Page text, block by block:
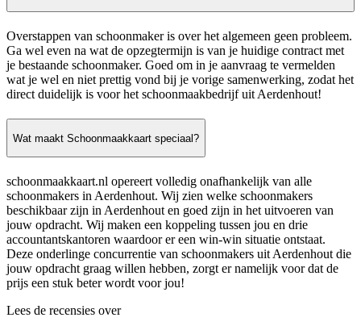
Overstappen van schoonmaker is over het algemeen geen probleem.
Ga wel even na wat de opzegtermijn is van je huidige contract met
je bestaande schoonmaker. Goed om in je aanvraag te vermelden
wat je wel en niet prettig vond bij je vorige samenwerking, zodat het
direct duidelijk is voor het schoonmaakbedrijf uit Aerdenhout!
Wat maakt Schoonmaakkaart speciaal?
schoonmaakkaart.nl opereert volledig onafhankelijk van alle
schoonmakers in Aerdenhout. Wij zien welke schoonmakers
beschikbaar zijn in Aerdenhout en goed zijn in het uitvoeren van
jouw opdracht. Wij maken een koppeling tussen jou en drie
accountantskantoren waardoor er een win-win situatie ontstaat.
Deze onderlinge concurrentie van schoonmakers uit Aerdenhout die
jouw opdracht graag willen hebben, zorgt er namelijk voor dat de
prijs een stuk beter wordt voor jou!
Lees de recensies over